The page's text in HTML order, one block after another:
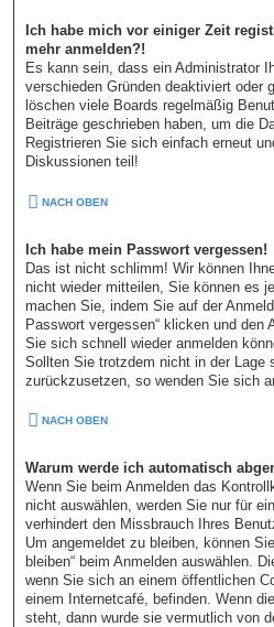
Ich habe mich vor einiger Zeit
mehr anmelden?!
Es kann sein, dass ein Administrator
verschieden Gründen deaktiviert oder
löschen viele Boards regelmäßig
Beiträge geschrieben haben, um die
Registrieren Sie sich einfach erneut
Diskussionen teil!
NACH OBEN
Ich habe mein Passwort vergessen!
Das ist nicht schlimm! Wir können
nicht wieder mitteilen, Sie können es
machen Sie, indem Sie auf der
Passwort vergessen“ klicken und den
Sie sich schnell wieder anmelden
Sollten Sie trotzdem nicht in der Lage
zurückzusetzen, so wenden Sie sich
NACH OBEN
Warum werde ich automatisch
Wenn Sie beim Anmelden das
nicht auswählen, werden Sie nur für
verhindert den Missbrauch Ihres
Um angemeldet zu bleiben, können
bleiben“ beim Anmelden auswählen.
wenn Sie sich an einem öffentlichen
einem Internetcafé, befinden. Wenn
steht, dann wurde sie vermutlich von